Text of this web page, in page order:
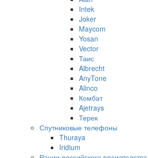
Intek
Joker
Maycom
Yosan
Vector
Таис
Albrecht
AnyTone
Alinco
Комбат
Ajetrays
Терек
Спутниковые телефоны
Thuraya
Iridium